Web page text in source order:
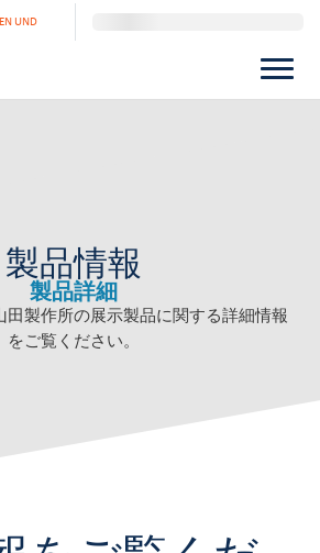
UND
製品情報
製品詳細
田製作所の展示製品に関する詳細情報
をご覧ください。